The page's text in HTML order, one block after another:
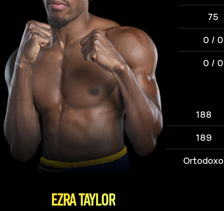
EZRA TAYLOR
75
0 / 0
0 / 0
188
189
Ortodoxo